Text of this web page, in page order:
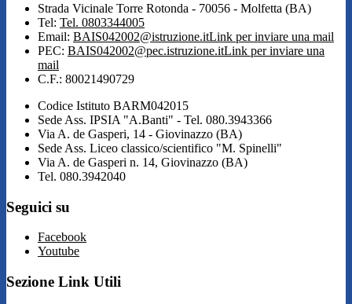
Strada Vicinale Torre Rotonda - 70056 - Molfetta (BA)
Tel: Tel. 0803344005
Email: BAIS042002@istruzione.itLink per inviare una mail
PEC: BAIS042002@pec.istruzione.itLink per inviare una
mail
C.F.: 80021490729
Codice Istituto BARM042015
Sede Ass. IPSIA "A.Banti" - Tel. 080.3943366
Via A. de Gasperi, 14 - Giovinazzo (BA)
Sede Ass. Liceo classico/scientifico "M. Spinelli"
Via A. de Gasperi n. 14, Giovinazzo (BA)
Tel. 080.3942040
Seguici su
Facebook
Youtube
Sezione Link Utili